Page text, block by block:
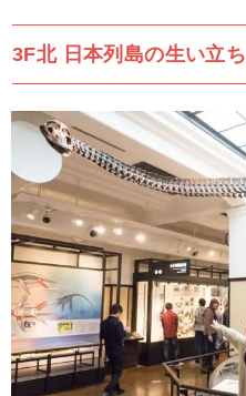
3F北 日本列島の生い立ち